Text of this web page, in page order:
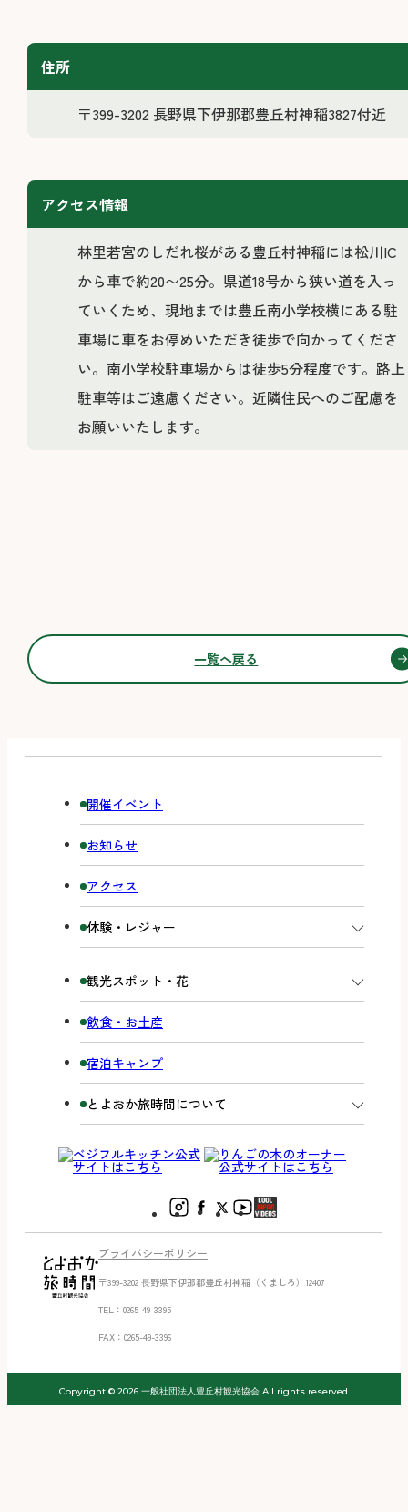
住所
〒399-3202 長野県下伊那郡豊丘村神稲3827付近
アクセス情報
林里若宮のしだれ桜がある豊丘村神稲には松川IC
から車で約20〜25分。県道18号から狭い道を入っ
ていくため、現地までは豊丘南小学校横にある駐
車場に車をお停めいただき徒歩で向かってくださ
い。南小学校駐車場からは徒歩5分程度です。路上
駐車等はご遠慮ください。近隣住民へのご配慮を
お願いいたします。
一覧へ戻る
開催イベント
お知らせ
アクセス
体験・レジャー
観光スポット・花
飲食・お土産
宿泊キャンプ
とよおか旅時間について
プライバシーポリシー
〒399-3202 ⻑野県下伊那郡豊丘村神稲（くましろ）12407
TEL：0265-49-3395
FAX：0265-49-3396
Copyright © 2026 一般社団法人豊丘村観光協会 All rights reserved.